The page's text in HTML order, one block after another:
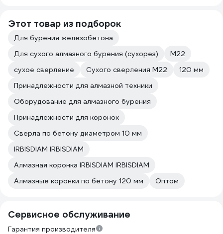
Этот товар из подборок
Для бурения железобетона
Для сухого алмазного бурения (сухорез)
М22
сухое сверление
Сухого сверления М22
120 мм
Принадлежности для алмазной техники
Оборудование для алмазного бурения
Принадлежности для коронок
Сверла по бетону диаметром 10 мм
IRBISDIAM IRBISDIAM
Алмазная коронка IRBISDIAM IRBISDIAM
Алмазные коронки по бетону 120 мм
Оптом
Сервисное обслуживание
Гарантия производителя